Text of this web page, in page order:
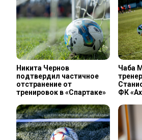
Никита Чернов
подтвердил частичное
отстранение от
тренировок в «Спартаке»
Чаба
ФК